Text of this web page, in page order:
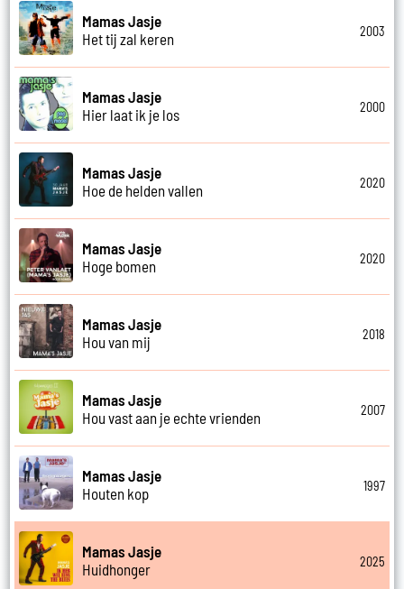
Mamas Jasje
Het tij zal keren
2003
Mamas Jasje
Hier laat ik je los
2000
Mamas Jasje
Hoe de helden vallen
2020
Mamas Jasje
Hoge bomen
2020
Mamas Jasje
Hou van mij
2018
Mamas Jasje
Hou vast aan je echte vrienden
2007
Mamas Jasje
Houten kop
1997
Mamas Jasje
Huidhonger
2025